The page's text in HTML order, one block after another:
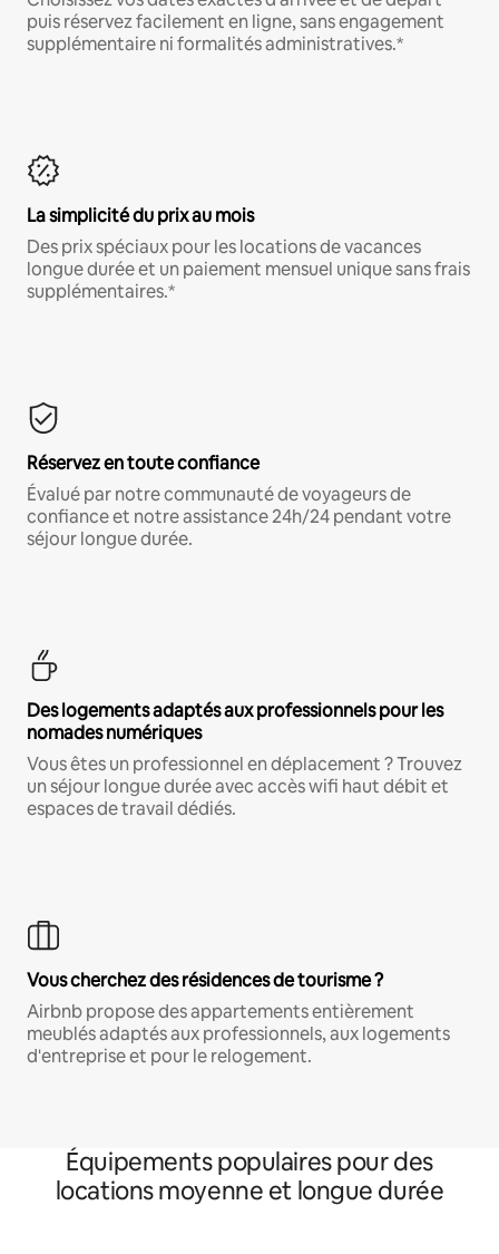
puis réservez facilement en ligne, sans engagement
supplémentaire ni formalités administratives.*
La simplicité du prix au mois
Des prix spéciaux pour les locations de vacances
longue durée et un paiement mensuel unique sans frais
supplémentaires.*
Réservez en toute confiance
Évalué par notre communauté de voyageurs de
confiance et notre assistance 24h/24 pendant votre
séjour longue durée.
Des logements adaptés aux professionnels pour les
nomades numériques
Vous êtes un professionnel en déplacement ? Trouvez
un séjour longue durée avec accès wifi haut débit et
espaces de travail dédiés.
Vous cherchez des résidences de tourisme ?
Airbnb propose des appartements entièrement
meublés adaptés aux professionnels, aux logements
d'entreprise et pour le relogement.
Équipements populaires pour des
locations moyenne et longue durée